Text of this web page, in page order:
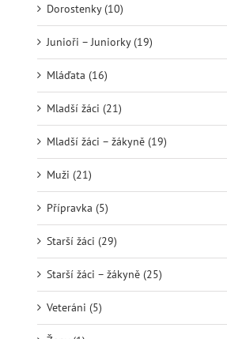
Dorostenky (10)
Junioři – Juniorky (19)
Mláďata (16)
Mladší žáci (21)
Mladší žáci – žákyně (19)
Muži (21)
Přípravka (5)
Starší žáci (29)
Starší žáci – žákyně (25)
Veteráni (5)